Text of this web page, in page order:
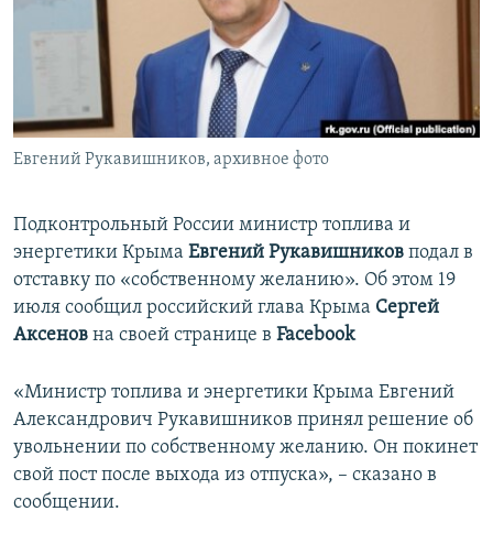
ПРОПАВШИЕ БЕЗ ВЕСТИ
ПОБЕДИТЕЛЕЙ НЕ СУДЯТ?
КРЫМ.НЕПОКОРЕННЫЙ
ELIFBE
УКРАИНСКАЯ ПРОБЛЕМА КРЫМА
ПРИСОЕДИНЯЙТЕСЬ!
Евгений Рукавишников, архивное фото
Подконтрольный России министр топлива и
энергетики Крыма Евгений Рукавишников подал в
отставку по «собственному желанию». Об этом 19
июля сообщил российский глава Крыма Сергей
Аксенов на своей странице в Facebook
«Министр топлива и энергетики Крыма Евгений
Александрович Рукавишников принял решение об
увольнении по собственному желанию. Он покинет
свой пост после выхода из отпуска», – сказано в
сообщении.